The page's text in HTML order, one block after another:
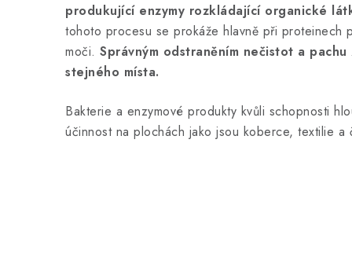
produkující enzymy rozkládající organické
tohoto procesu se prokáže hlavně při
moči. Správným odstraněním nečistot a
stejného místa.
Bakterie a enzymové produkty kvůli schopnosti
účinnost na plochách jako jsou koberce, textilie a